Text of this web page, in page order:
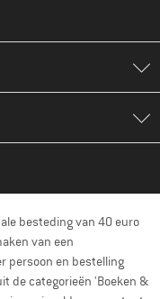
besteding van 40 euro
van een
persoon en bestelling
de categorieën 'Boeken &